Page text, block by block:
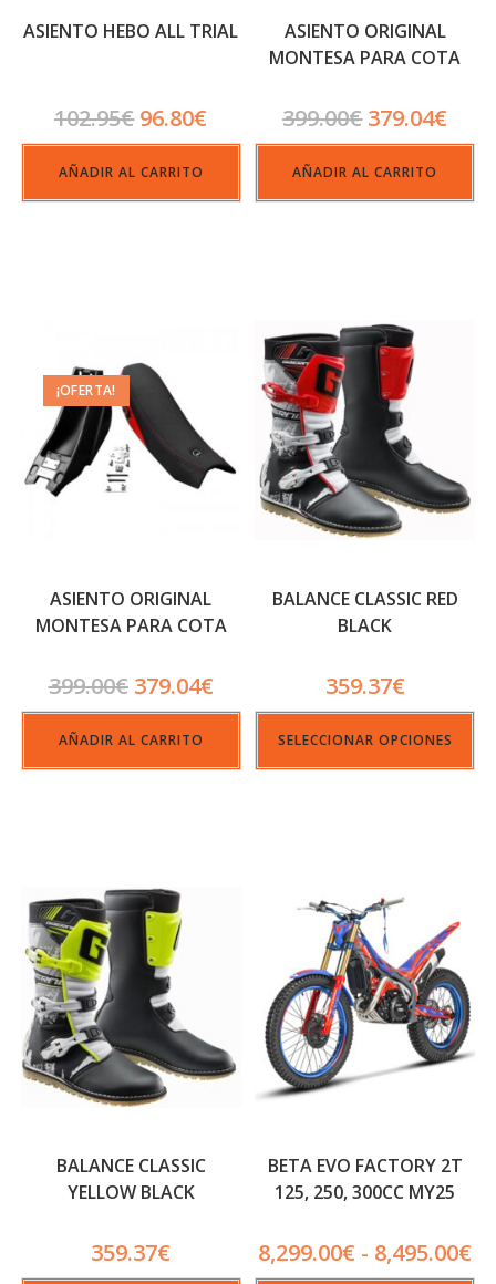
ASIENTO HEBO ALL TRIAL
102.95€ 96.80€
AÑADIR AL CARRITO
ASIENTO ORIGINAL
MONTESA PARA COTA
399.00€ 379.04€
AÑADIR AL CARRITO
¡OFERTA!
ASIENTO ORIGINAL
MONTESA PARA COTA
399.00€ 379.04€
AÑADIR AL CARRITO
BALANCE CLASSIC RED
BLACK
359.37€
SELECCIONAR OPCIONES
BALANCE CLASSIC
YELLOW BLACK
359.37€
BETA EVO FACTORY 2T
125, 250, 300CC MY25
8,299.00€ - 8,495.00€